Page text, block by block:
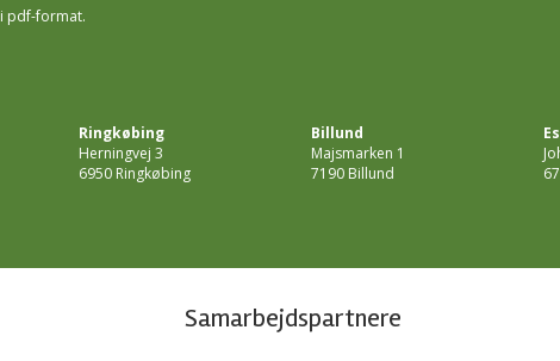
i pdf-format.
Ringkøbing
Herningvej 3
6950 Ringkøbing
Billund
Majsmarken 1
7190 Billund
Samarbejdspartnere